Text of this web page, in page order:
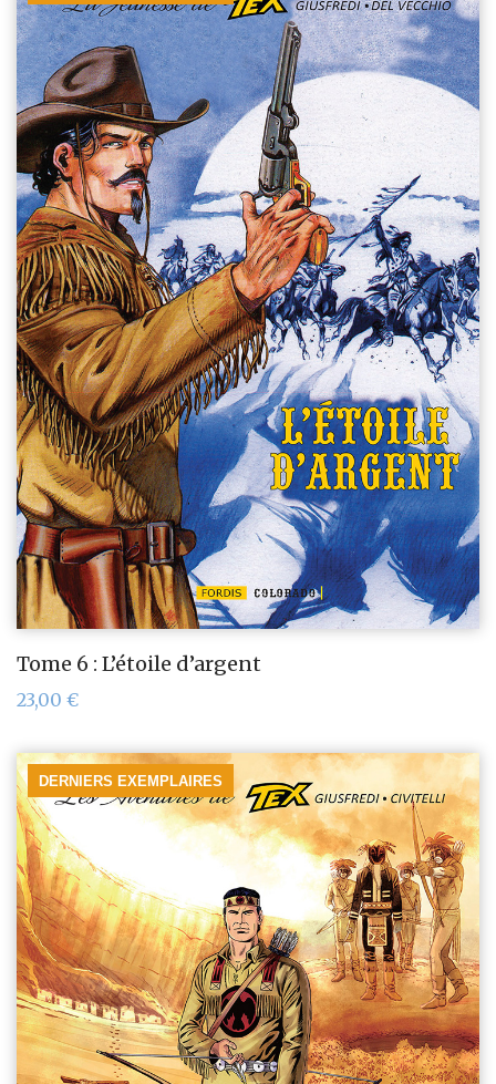
Tome 6 : L’étoile d’argent
23,00 €
DERNIERS EXEMPLAIRES